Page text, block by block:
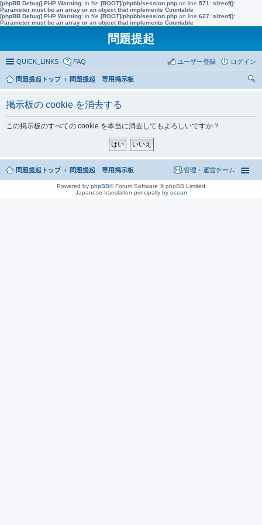
[phpBB Debug] PHP Warning: in file [ROOT]/phpbb/session.php on line 571 : sizeof():
Parameter must be an array or an object that implements Countable
[phpBB Debug] PHP Warning: in file [ROOT]/phpbb/session.php on line 627: sizeof():
Parameter must be an array or an object that implements Countable
問題提起
QUICK_LINKS FAQ ログイン
ユーザー登録
問題提起トップ
問題提起 専用掲示板
掲示板の cookie を消去する
この掲示板のすべての cookie を本当に消去してもよろしいですか？
問題提起トップ 問題提起 専用掲示板 管理・運営チーム
Powered by phpBB® Forum Software © phpBB Limited
Japanese translation principally by ocean